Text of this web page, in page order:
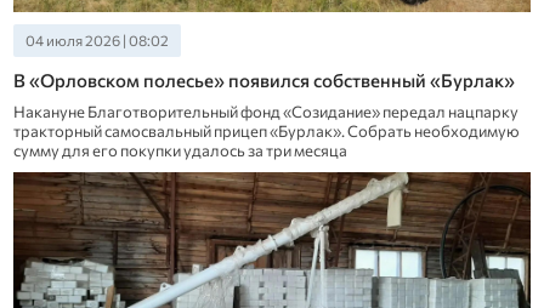
04 июля 2026 | 08:02
В «Орловском полесье» появился собственный «Бурлак»
Накануне Благотворительный фонд «Созидание» передал нацпарку
тракторный самосвальный прицеп «Бурлак». Собрать необходимую
сумму для его покупки удалось за три месяца